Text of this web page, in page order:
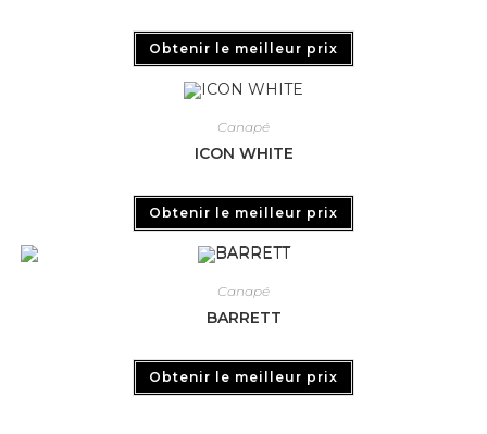
Obtenir le meilleur prix
Canapé
ICON WHITE
Obtenir le meilleur prix
Canapé
BARRETT
Obtenir le meilleur prix